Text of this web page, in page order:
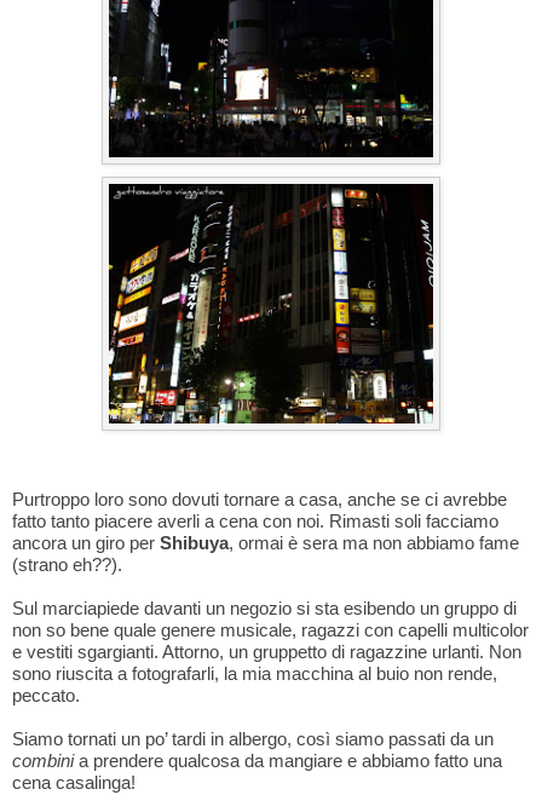
Purtroppo loro sono dovuti tornare a casa, anche se ci avrebbe
fatto tanto piacere averli a cena con noi. Rimasti soli facciamo
ancora un giro per Shibuya, ormai è sera ma non abbiamo fame
(strano eh??).
Sul marciapiede davanti un negozio si sta esibendo un gruppo di
non so bene quale genere musicale, ragazzi con capelli multicolor
e vestiti sgargianti. Attorno, un gruppetto di ragazzine urlanti. Non
sono riuscita a fotografarli, la mia macchina al buio non rende,
peccato.
Siamo tornati un po’ tardi in albergo, così siamo passati da un
combinia prendere qualcosa da mangiare e abbiamo fatto una
cena casalinga!